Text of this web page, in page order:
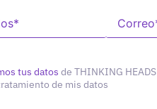
tus datos de THINKING HEADS
de mis datos